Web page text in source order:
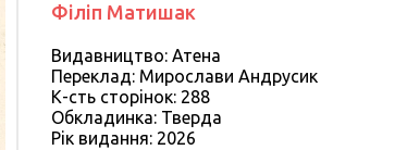
Філіп Матишак
Видавництво: Атена
Переклад: Мирослави Андрусик
К-сть сторiнок: 288
Обкладинка: Тверда
Рiк видання: 2026